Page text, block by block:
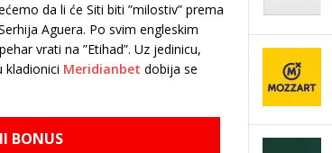
da li će Siti biti ”milostiv” prema
Aguera. Po svim engleskim
vrati na ”Etihad”. Uz jedinicu,
kladionici Meridianbet dobija se
BONUS